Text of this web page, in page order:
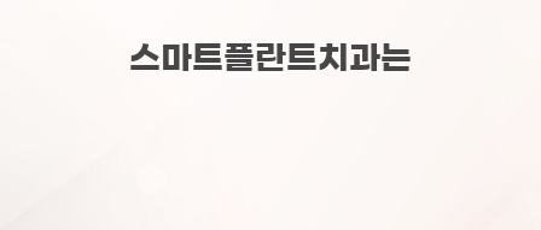
스마트플란트치과는